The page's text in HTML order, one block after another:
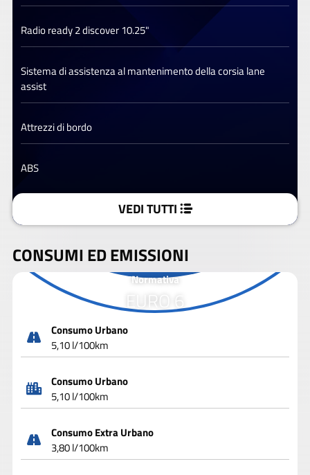
Radio ready 2 discover 10.25"
Sistema di assistenza al mantenimento della corsia lane
assist
Attrezzi di bordo
ABS
VEDI TUTTI
CONSUMI ED EMISSIONI
Normativa
EURO 6
Consumo Urbano
5,10 l/100km
Consumo Urbano
5,10 l/100km
Consumo Extra Urbano
3,80 l/100km